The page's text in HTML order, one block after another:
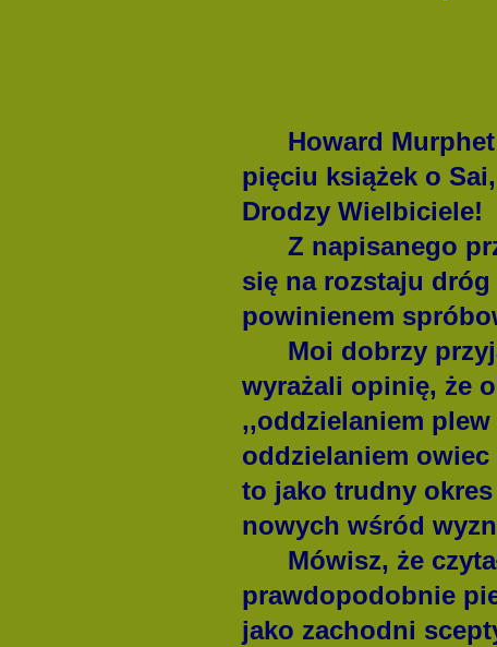
Howard Murphet
pięciu książek o
Drodzy Wielbiciele!
Z napisanego
się na rozstaju
powinienem
Moi dobrzy
wyrażali opinię, że
,,oddzielaniem
oddzielaniem owiec
to jako trudny
nowych wśród
Mówisz, że
prawdopodobnie
jako zachodni